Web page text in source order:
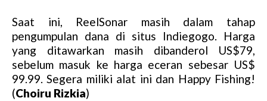
Saat ini, ReelSonar masih dalam tahap
pengumpulan dana di situs Indiegogo. Harga
yang ditawarkan masih dibanderol US$79,
sebelum masuk ke harga eceran sebesar US$
99.99. Segera miliki alat ini dan Happy Fishing!
(Choiru Rizkia)